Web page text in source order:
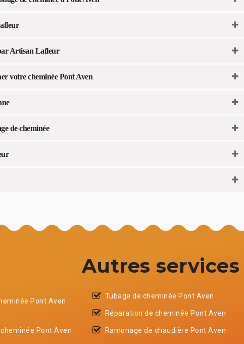
Artisan Lafleur
votre cheminée Pont Aven
de cheminée
Autres services
Pont Aven
Pont Aven
Tubage de cheminée Pont Aven
Réparation de cheminée Pont Aven
Ramonage de chaudière Pont Aven